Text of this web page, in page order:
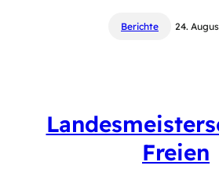
Berichte 24.
Freien